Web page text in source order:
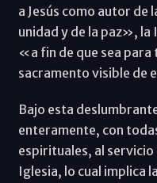
a Jesús como autor de
unidad y de la paz», la
«a fin de que sea para
sacramento visible de
Bajo esta
enteramente, con
espirituales, al servicio
Iglesia, lo cual implica